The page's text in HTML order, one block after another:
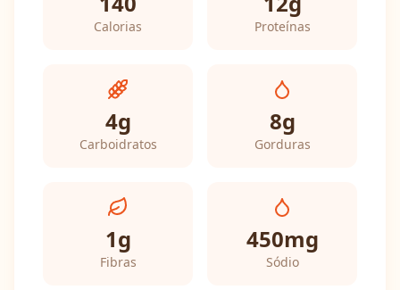
Calorias Proteínas
4g
Carboidratos
8g
Gorduras
1g
Fibras
450mg
Sódio